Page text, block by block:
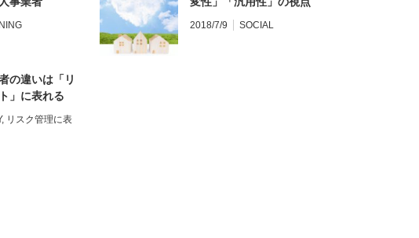
2018/7/9 SOCIAL
の違いは「リ
」に表れる
, リスク管理に表